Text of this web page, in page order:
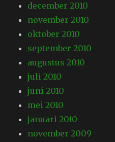
december 2010
november 2010
oktober 2010
september 2010
augustus 2010
juli 2010
juni 2010
mei 2010
januari 2010
november 2009